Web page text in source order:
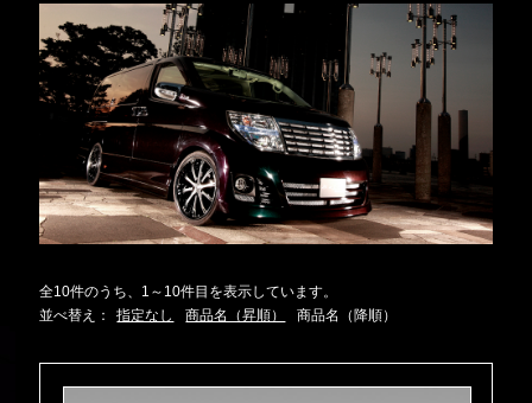
全10件のうち、1～10件目を表示しています。
並べ替え：
指定なし 商品名（昇順） 商品名（降順）